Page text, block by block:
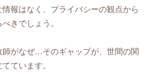
報はなく、プライバシーの観点から
きでしょう。
師がなぜ…そのギャップが、世間の関
ています。